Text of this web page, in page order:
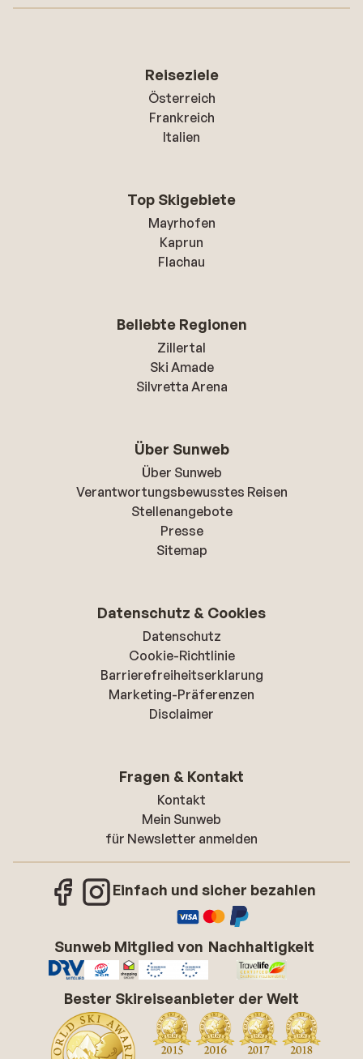
Reiseziele
Österreich
Frankreich
Italien
Top Skigebiete
Mayrhofen
Kaprun
Flachau
Beliebte Regionen
Zillertal
Ski Amade
Silvretta Arena
Über Sunweb
Über Sunweb
Verantwortungsbewusstes Reisen
Stellenangebote
Presse
Sitemap
Datenschutz & Cookies
Datenschutz
Cookie-Richtlinie
Barrierefreiheitserklarung
Marketing-Präferenzen
Disclaimer
Fragen & Kontakt
Kontakt
Mein Sunweb
für Newsletter anmelden
Einfach und sicher bezahlen
Sunweb Mitglied von Nachhaltigkeit
Bester Skireiseanbieter der Welt